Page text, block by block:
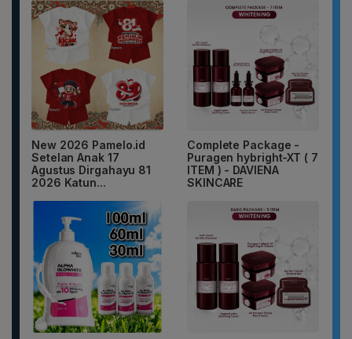
New 2026 Pamelo.id
Setelan Anak 17
Agustus Dirgahayu 81
2026 Katun...
Complete Package -
Puragen hybright-XT ( 7
ITEM ) - DAVIENA
SKINCARE